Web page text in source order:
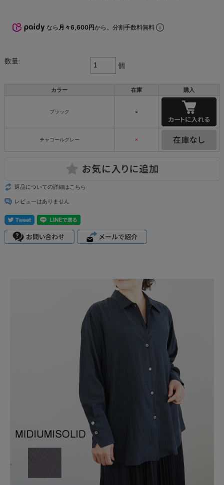
なら 月々6,600円から。分割手数料無料
数量:
個
カラー 在庫 購入
ブラック ○
チャコールグレー ×
返品についての詳細はこちら
レビューはありません